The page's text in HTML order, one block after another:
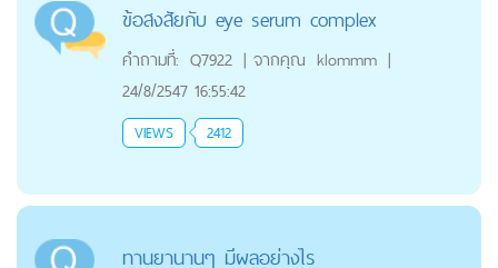
ข้อสงสัยกับ eye serum complex
คำถามที่: Q7922 | จากคุณ klommm |
24/8/2547 16:55:42
VIEWS 2412
ทานยานานๆ มีผลอย่างไร